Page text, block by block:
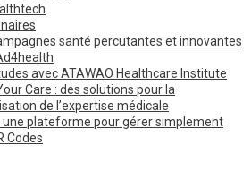
santé percutantes et innovantes
avec ATAWAO Healthcare Institute
Care : des solutions pour la
de l’expertise médicale
: une plateforme pour gérer simplement
Codes